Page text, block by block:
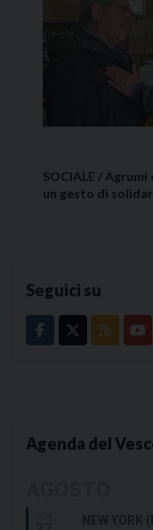
SOCIALE /
un gesto di
Seguici su
Agenda del